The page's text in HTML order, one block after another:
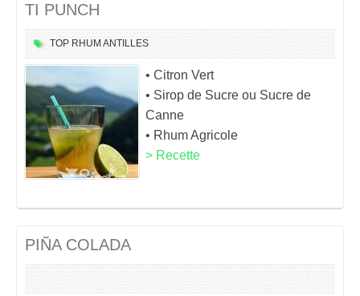
TI PUNCH
TOP RHUM ANTILLES
• Citron Vert
• Sirop de Sucre ou Sucre de
Canne
• Rhum Agricole
> Recette
PIÑA COLADA